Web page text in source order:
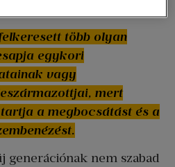
több olyan
egykori
vagy
mert
a megbocsátást és a
generációnak nem szabad